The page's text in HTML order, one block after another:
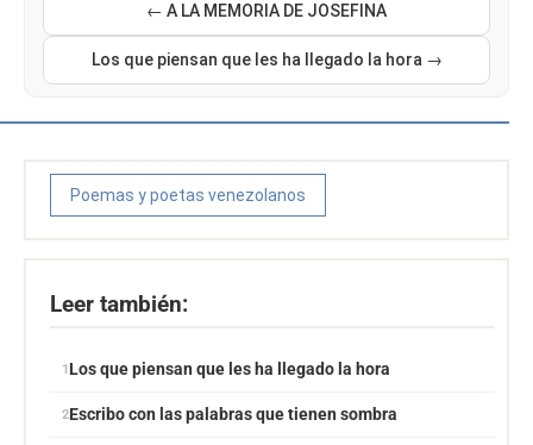
← A LA MEMORIA DE JOSEFINA
Los que piensan que les ha llegado la hora →
Poemas y poetas venezolanos
Leer también:
Los que piensan que les ha llegado la hora
Escribo con las palabras que tienen sombra